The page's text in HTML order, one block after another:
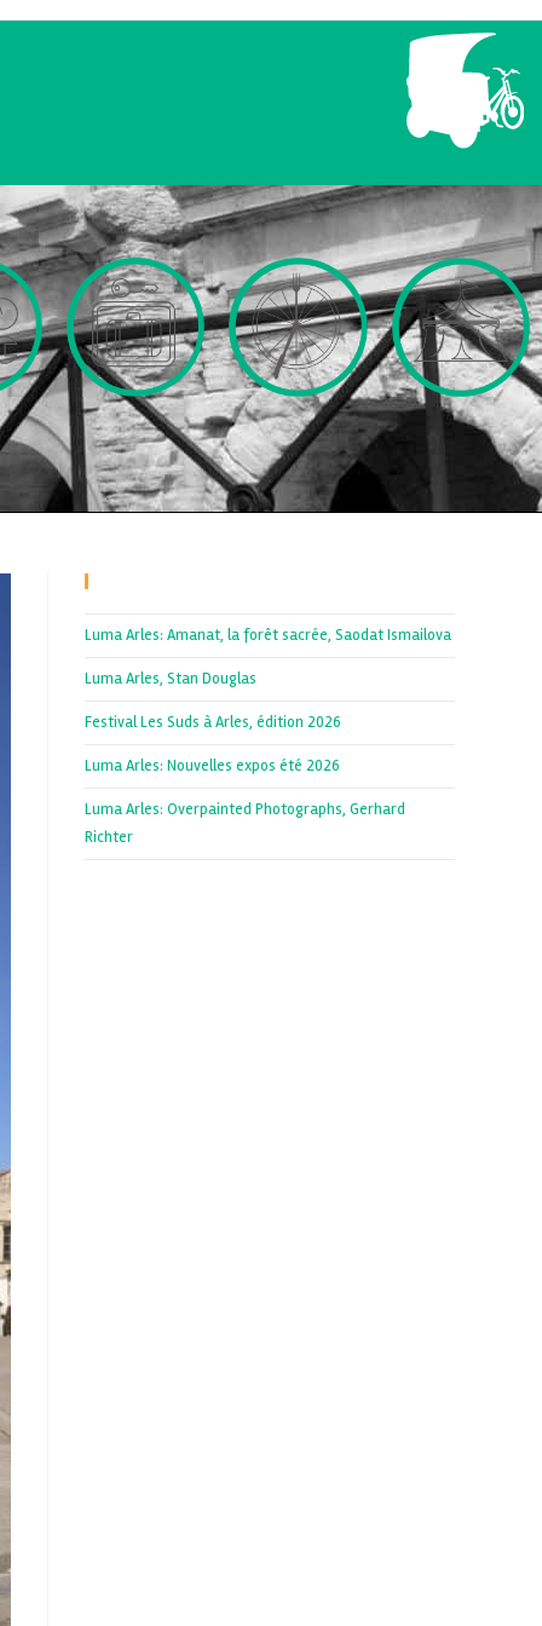
Luma Arles: Amanat, la forêt sacrée, Saodat Ismailova
Luma Arles, Stan Douglas
Festival Les Suds à Arles, édition 2026
Luma Arles: Nouvelles expos été 2026
Luma Arles: Overpainted Photographs, Gerhard
Richter